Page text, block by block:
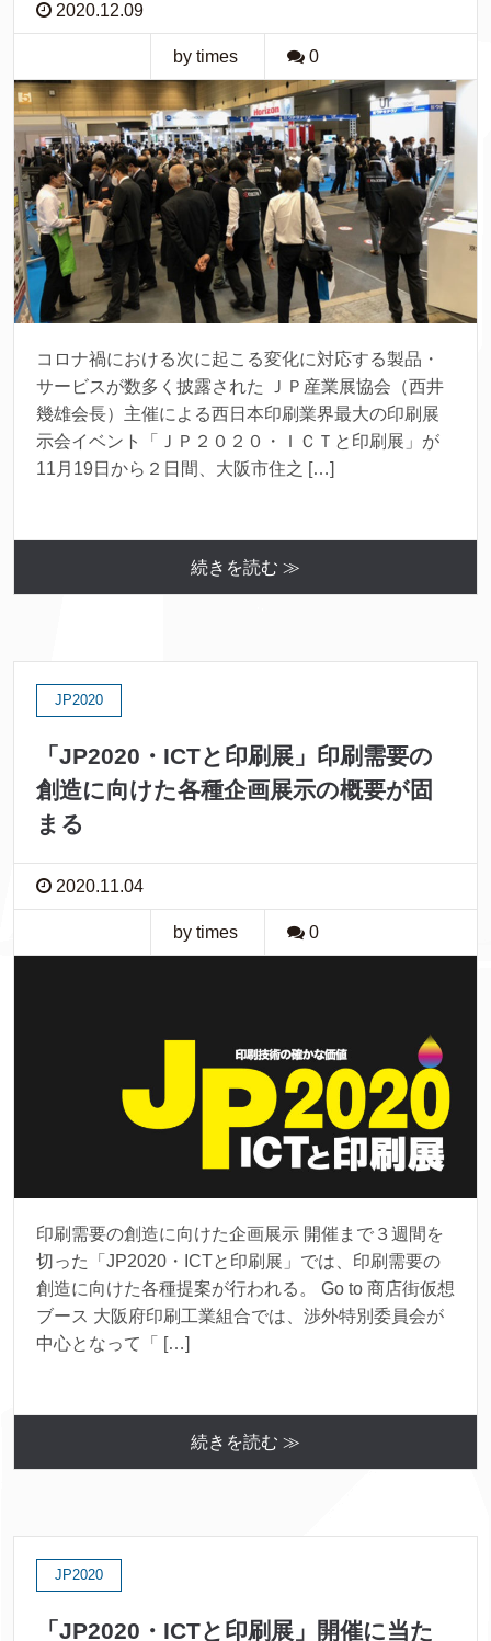
2020.12.09
by times 0
コロナ禍における次に起こる変化に対応する製品・
サービスが数多く披露された ＪＰ産業展協会（西井
幾雄会長）主催による西日本印刷業界最大の印刷展
示会イベント「ＪＰ２０２０・ＩＣＴと印刷展」が
11月19日から２日間、大阪市住之 […]
続きを読む ≫
JP2020
「JP2020・ICTと印刷展」印刷需要の
創造に向けた各種企画展示の概要が固
まる
2020.11.04
by times 0
印刷需要の創造に向けた企画展示 開催まで３週間を
切った「JP2020・ICTと印刷展」では、印刷需要の
創造に向けた各種提案が行われる。 Go to 商店街仮想
ブース 大阪府印刷工業組合では、渉外特別委員会が
中心となって「 […]
続きを読む ≫
JP2020
「JP2020・ICTと印刷展」開催に当た